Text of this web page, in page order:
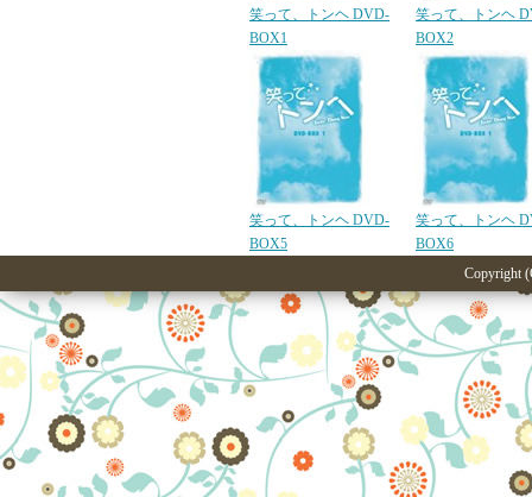
笑って、トンヘ DVD-
BOX1
笑って、トンヘ
BOX2
笑って、トンヘ DVD-
BOX5
笑って、トンヘ
BOX6
Copyright